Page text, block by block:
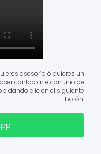
asesoría ó quieres un
contactarte con uno de
dando clic en el siguiente
botón: